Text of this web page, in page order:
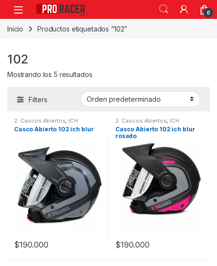
0
Inicio Productos etiquetados “102”
102
Mostrando los 5 resultados
Filters
2. Cascos Abiertos ICH
Casco Abierto 102 ich blur
$190.000
Este producto tiene múltiples variantes. Las opciones se
2. Cascos Abiertos ICH
Casco Abierto 102 ich blur
rosado
$190.000
Este producto tiene múltiples